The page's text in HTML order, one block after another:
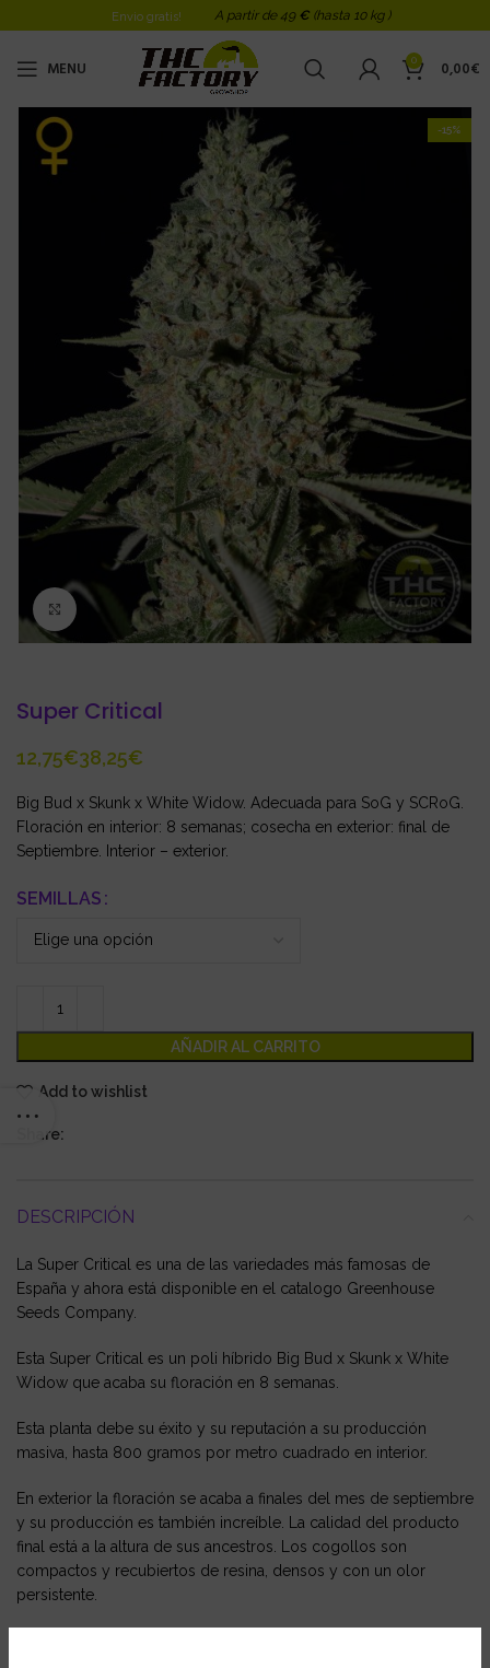
Envio gratis! A partir de 49 € (hasta 10 kg )
MENU 0 0,00€
-15%
Click to enlarge
Super Critical
€ €
Big Bud x Skunk x White Widow. Adecuada para SoG y SCRoG.
Floración en interior: 8 semanas; cosecha en exterior: final de
Septiembre. Interior – exterior.
SEMILLAS
AÑADIR AL CARRITO
Add to wishlist
Share:
DESCRIPCIÓN
La Super Critical es una de las variedades más famosas de
España y ahora está disponible en el catalogo Greenhouse
Seeds Company.
Esta Super Critical es un poli híbrido Big Bud x Skunk x White
Widow que acaba su floración en 8 semanas.
Esta planta debe su éxito y su reputación a su producción
masiva, hasta 800 gramos por metro cuadrado en interior.
En exterior la floración se acaba a finales del mes de septiembre
y su producción es también increíble. La calidad del producto
final está a la altura de sus ancestros. Los cogollos son
compactos y recubiertos de resina, densos y con un olor
persistente.